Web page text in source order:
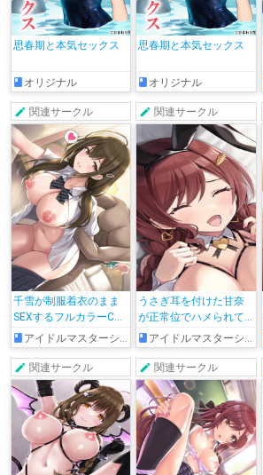
思春期と本気セックス
オリジナル
思春期と本気セックス
オリジナル
関連サークル
千雪が制服着衣のまま
SEXするフルカラーCG
集!!背後からパコられて
トロ顔で腟内に射精さ
れちゃう!!
アイドルマスターシャイニーカラーズ
関連サークル
うさぎ耳を付けた甘奈
が正常位でハメられて
膣内射精されちゃうフ
ルカラーCG集!!
アイドルマスターシャイニーカラーズ
関連サークル 関連サークル